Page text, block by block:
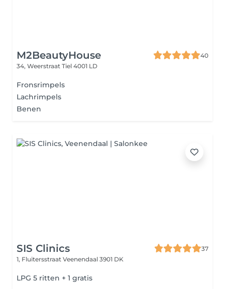
M2BeautyHouse
40
34, Weerstraat Tiel 4001 LD
Fronsrimpels
Lachrimpels
Benen
SIS Clinics
37
1, Fluitersstraat Veenendaal 3901 DK
LPG 5 ritten + 1 gratis